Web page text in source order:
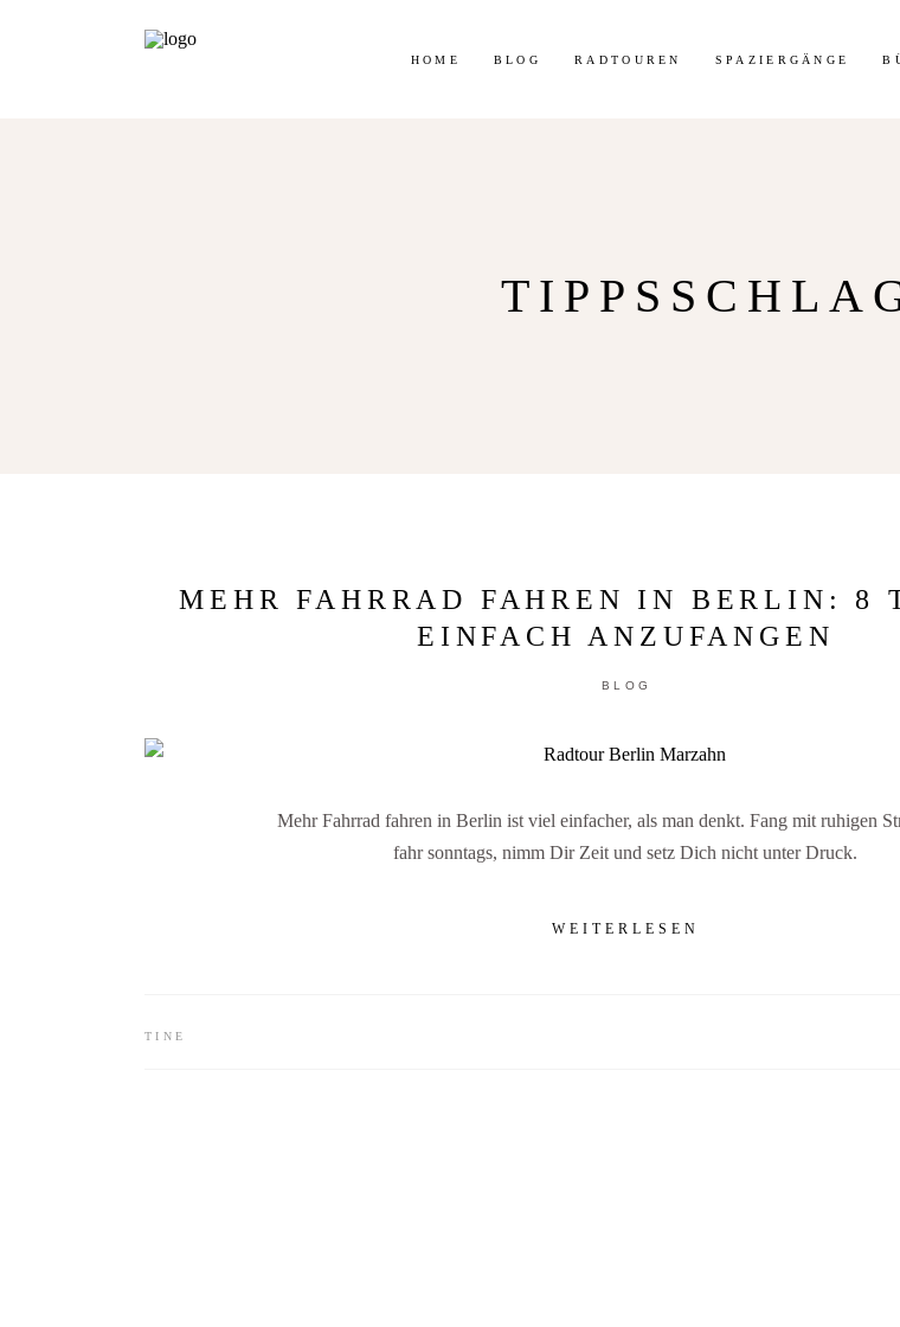
HOME BLOG RADTOUREN SPAZIERGÄNGE
MEHR FAHRRAD FAHREN IN BERLIN: 8
EINFACH ANZUFANGEN
BLOG
Mehr Fahrrad fahren in Berlin ist viel einfacher, als man denkt. Fang mit ruhigen
fahr sonntags, nimm Dir Zeit und setz Dich nicht unter Druck.
WEITERLESEN
TINE